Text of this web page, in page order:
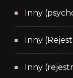
Inny
Inny
Inny